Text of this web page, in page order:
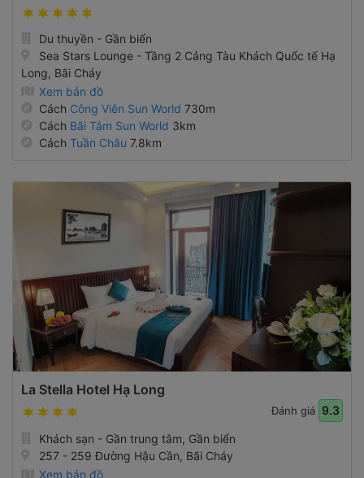
Du thuyền - Gần biển
Sea Stars Lounge - Tầng 2 Cảng Tàu Khách Quốc tế Hạ
Long, Bãi Cháy
Xem bản đồ
Cách Công Viên Sun World 730m
Cách Bãi Tắm Sun World 3km
Cách Tuần Châu 7.8km
La Stella Hotel Hạ Long
Đánh giá 9.3
Khách sạn - Gần trung tâm, Gần biển
257 - 259 Đường Hậu Cần, Bãi Cháy
Xem bản đồ